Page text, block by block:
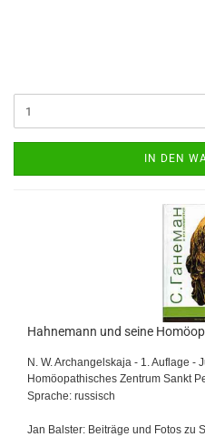
IN DEN
Hahnemann und seine
N. W. Archangelskaja - 1. Auflage -
Homöopathisches Zentrum Sankt
Sprache: russisch
Jan Balster: Beiträge und Fotos zu